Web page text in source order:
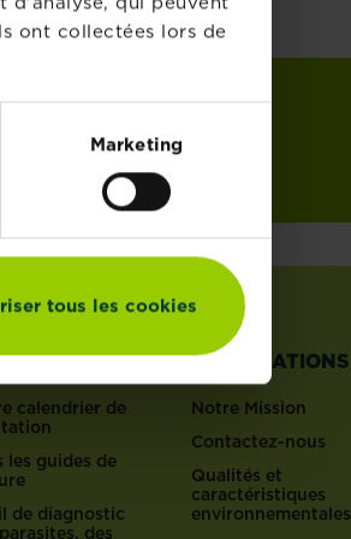
ont collectées lors de
Marketing
tous les cookies
mail
S'inscrire
calendrier de
les guides de
de diagnostic
des
INFORMATIONS
Notre Mission
Contactez-nous
Qualités et
caractéristiques
environnementales